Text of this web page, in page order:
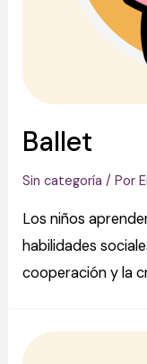
Ballet
Sin categoría / Por
Los niños
habilidades
cooperación y la